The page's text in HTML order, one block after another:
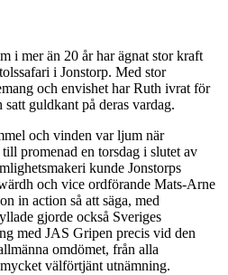
i mer än 20 år har ägnat stor kraft
i Jonstorp. Med stor
och envishet har Ruth ivrat för
guldkant på deras vardag.
och vinden var ljum när
promenad en torsdag i slutet av
kunde Jonstorps
och vice ordförande Mats-Arne
in action så att säga, med
gjorde också Sveriges
med JAS Gripen precis vid den
omdömet, från alla
välförtjänt utnämning.